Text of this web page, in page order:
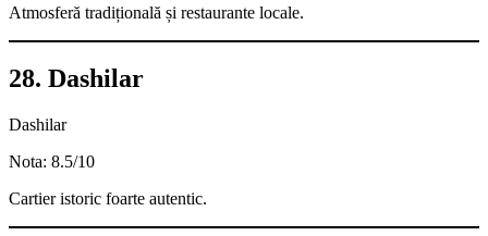
Atmosferă tradițională și restaurante locale.
28. Dashilar
Dashilar
Nota: 8.5/10
Cartier istoric foarte autentic.